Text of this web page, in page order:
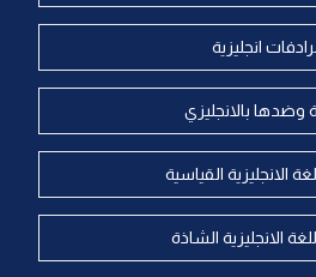
انجليزية
وضدها بالانجليزي
الانجليزية القياسية
الانجليزية الشاذة